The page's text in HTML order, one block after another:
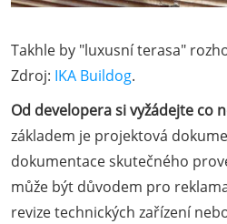
Takhle by "luxusní terasa"
Zdroj: IKA Buildog.
Od developera si vyžádejte co
základem je projektová
dokumentace skutečného
může být důvodem pro
revize technických zařízení